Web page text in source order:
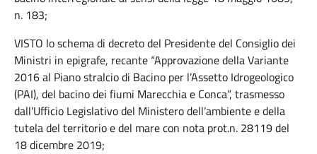
n. 183;
VISTO lo schema di decreto del Presidente del Consiglio dei
Ministri in epigrafe, recante “Approvazione della Variante
2016 al Piano stralcio di Bacino per l’Assetto Idrogeologico
(PAI), del bacino dei fiumi Marecchia e Conca”, trasmesso
dall’Ufficio Legislativo del Ministero dell’ambiente e della
tutela del territorio e del mare con nota prot.n. 28119 del
18 dicembre 2019;